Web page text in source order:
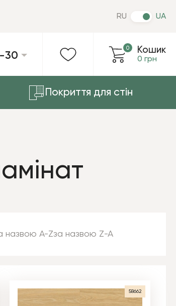
30
Кошик
0 грн
0
RU UA
Покриття для стін
назвою A-Zза назвою Z-A
58662